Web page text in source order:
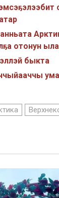
отонун
быкта